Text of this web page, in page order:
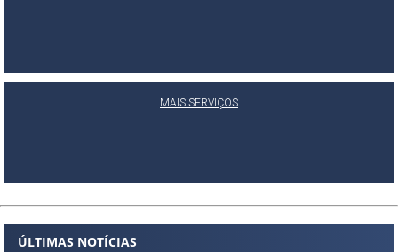
MAIS SERVIÇOS
ÚLTIMAS NOTÍCIAS